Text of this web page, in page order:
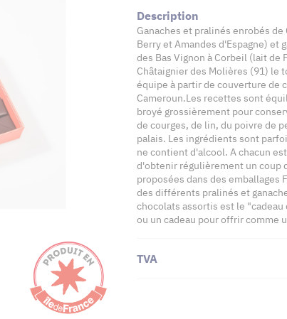
Description
Ganaches et pralinés enrobés
Berry et Amandes d'Espagne) et
des Bas Vignon à Corbeil (lait de
Châtaignier des Molières (91) le
équipe à partir de couverture de
Cameroun.Les recettes sont
broyé grossièrement pour
de courges, de lin, du poivre de
palais. Les ingrédients sont
ne contient d'alcool. A chacun
d'obtenir régulièrement un coup
proposées dans des emballages
des différents pralinés et
chocolats assortis est le
ou un cadeau pour offrir comme
TVA